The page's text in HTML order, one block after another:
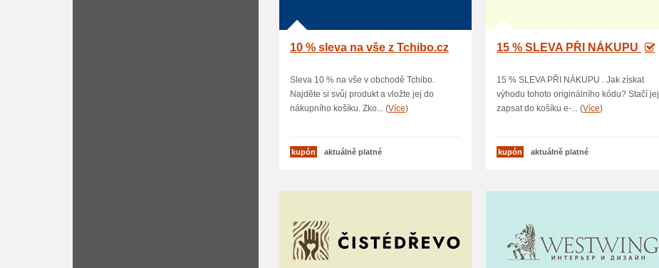
10 % sleva na vše z Tchibo.cz
Sleva 10 % na vše v obchodě Tchibo.
Najděte si svůj produkt a vložte jej do
nákupního košíku. Zko... (Více)
kupón aktuálně platné
15 % SLEVA PŘI NÁKUPU
15 % SLEVA PŘI NÁKUPU . Jak získat
výhodu tohoto originálního kódu? Stačí jej
zapsat do košíku e-... (Více)
kupón aktuálně platné